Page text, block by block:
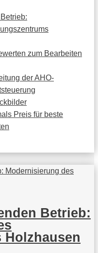
zum Bearbeiten
der AHO-
Preis für beste
Betrieb: